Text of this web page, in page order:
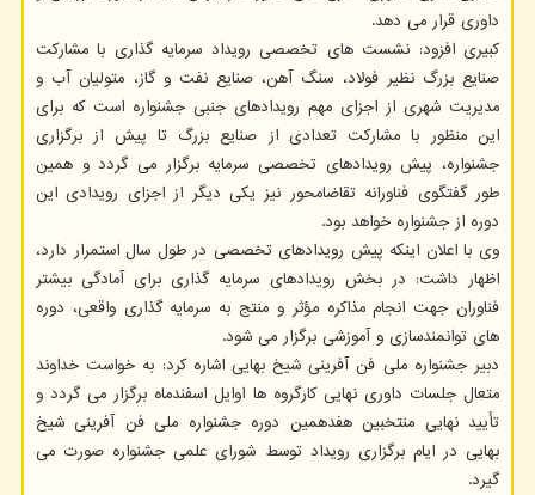
داوری قرار می دهد.
کبیری افزود: نشست های تخصصی رویداد سرمایه گذاری با مشارکت
صنایع بزرگ نظیر فولاد، سنگ آهن، صنایع نفت و گاز، متولیان آب و
مدیریت شهری از اجزای مهم رویدادهای جنبی جشنواره است که برای
این منظور با مشارکت تعدادی از صنایع بزرگ تا پیش از برگزاری
جشنواره، پیش رویدادهای تخصصی سرمایه برگزار می گردد و همین
طور گفتگوی فناورانه تقاضامحور نیز یکی دیگر از اجزای رویدادی این
دوره از جشنواره خواهد بود.
وی با اعلان اینکه پیش رویدادهای تخصصی در طول سال استمرار دارد،
اظهار داشت: در بخش رویدادهای سرمایه گذاری برای آمادگی بیشتر
فناوران جهت انجام مذاکره مؤثر و منتج به سرمایه گذاری واقعی، دوره
های توانمندسازی و آموزشی برگزار می شود.
دبیر جشنواره ملی فن آفرینی شیخ بهایی اشاره کرد: به خواست خداوند
متعال جلسات داوری نهایی کارگروه ها اوایل اسفندماه برگزار می گردد و
تأیید نهایی منتخبین هفدهمین دوره جشنواره ملی فن آفرینی شیخ
بهایی در ایام برگزاری رویداد توسط شورای علمی جشنواره صورت می
گیرد.